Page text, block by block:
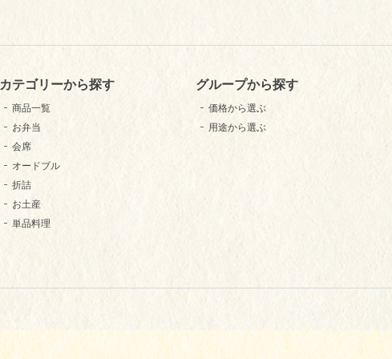
カテゴリーから探す
商品一覧
お弁当
会席
オードブル
折詰
お土産
単品料理
グループから探す
価格から選ぶ
用途から選ぶ